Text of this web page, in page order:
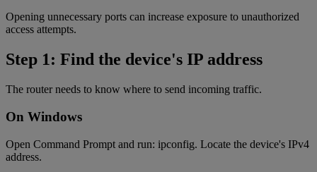
Opening unnecessary ports can increase exposure to unauthorized
access attempts.
Step 1: Find the device's IP address
The router needs to know where to send incoming traffic.
On Windows
Open Command Prompt and run: ipconfig. Locate the device's IPv4
address.